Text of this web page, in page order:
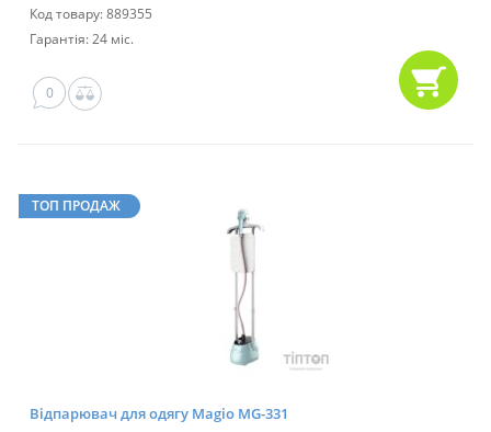
Код товару: 889355
Гарантія: 24 міс.
0
ТОП ПРОДАЖ
Відпарювач для одягу Magio MG-331